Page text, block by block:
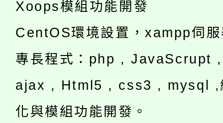
Xoops模組功能開發
CentOS環境設置，xampp伺
專長程式：php , JavaScrupt
ajax , Html5 , css3 , mysql ,
化與模組功能開發。